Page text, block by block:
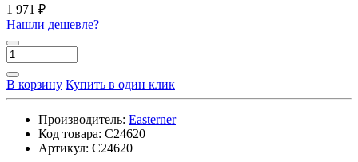
1 971 ₽
Нашли дешевле?
В корзину Купить в один клик
Производитель: Easterner
Код товара: C24620
Артикул: C24620